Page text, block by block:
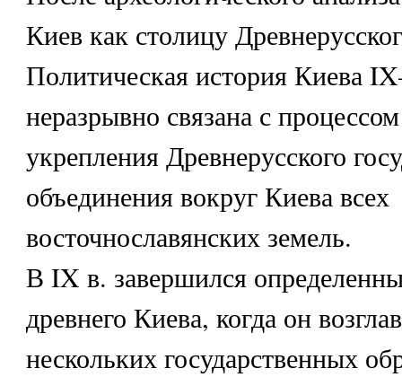
Киев как столицу
Политическая история Киева
неразрывно связана с
укрепления Древнерусского
объединения вокруг Киева всех
восточнославянских земель.
В IX в. завершился
древнего Киева, когда он
нескольких государственных